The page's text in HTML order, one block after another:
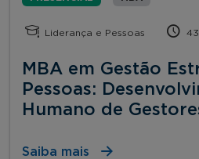
Liderança e Pessoas
MBA em Gestão
Pessoas:
Humano de
Saiba mais